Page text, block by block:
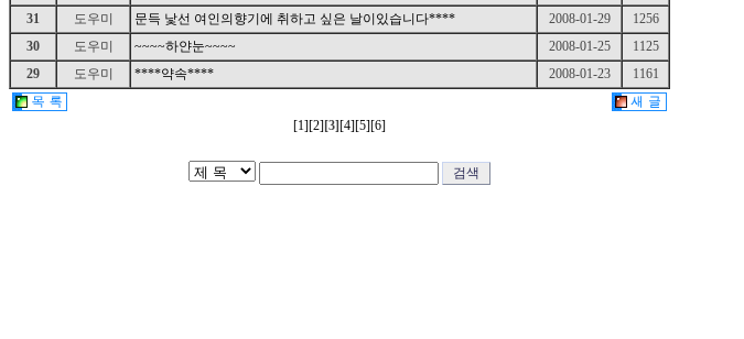
31
도우미 문득 낯선 여인의향기에 취하고 싶은 날이있습니다**** 2008-01-29
1256
30
도우미 ~~~~하얀눈~~~~ 2008-01-25
1125
29
도우미 ****약속**** 2008-01-23 1161
[1][2] [3] [4][5][6]